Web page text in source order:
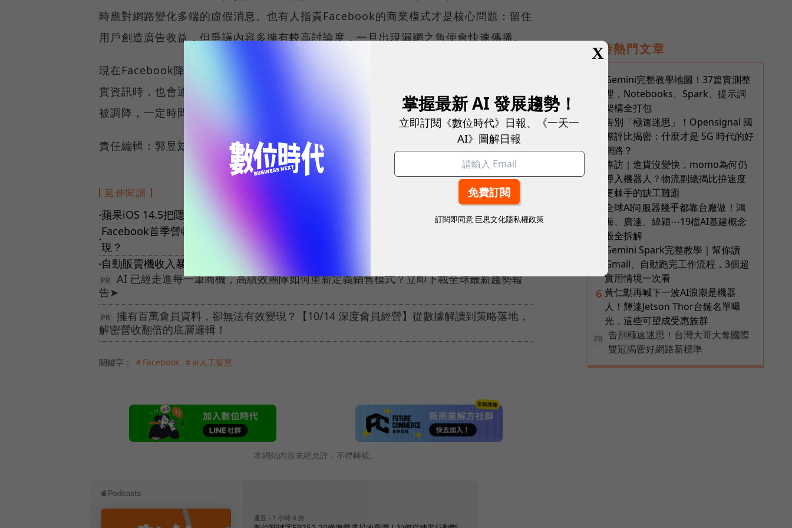
時應對網路變化多端的虛假消息。也有人指責Facebook的商業模式才是核心問題：留住
用戶創造廣告收益，但爭議內容多擁有較高討論度，一旦出現漏網之魚便會快速傳播。
現在Facebook降低了假新聞的曝光能力，在用戶分享時警示；且當一則消息被認定為不
實資訊時，也會通知所有分享過這則資訊的用戶，頻繁分享假新聞的用戶文章曝光率將
被調降，一定時間內無法投放廣告。
責任編輯：郭昱彣、張庭銉
延伸閱讀
●蘋果iOS 14.5把隱私還給用戶、臉書也向它投降！為何「App追蹤透明度」是最強新功能？
●
Facebook首季營收成長48%！受惠廣告量、價格雙漲，淨利近翻倍，但為何看淡下半年表
現？
● 自動販賣機收入暴跌35%！借力AI讓補貨更精準，能避免成為「時代眼淚」嗎？
AI 已經走進每一筆商機，高績效團隊如何重新定義銷售模式？立即下載全球最新趨勢報
告➤
擁有百萬會員資料，卻無法有效變現？【10/14 深度會員經營】從數據解讀到策略落地，
解密營收翻倍的底層邏輯！
關鍵字： ＃Facebook ＃ai人工智慧
本網站內容未經允許，不得轉載。
即時熱門文章
Gemini完整教學地圖！37篇實測整
理，Notebooks、Spark、提示詞
架構全打包
告別「極速迷思」！Opensignal 國
際評比揭密：什麼才是 5G 時代的好
網路？
專訪｜進貨沒變快，momo為何仍
導入機器人？物流副總揭比拚速度
更棘手的缺工難題
全球AI伺服器幾乎都靠台廠做！鴻
海、廣達、緯穎⋯19檔AI基建概念
股全拆解
Gemini Spark完整教學｜幫你讀
Gmail、自動跑完工作流程，3個超
實用情境一次看
6 黃仁勳再喊下一波AI浪潮是機器
人！輝達Jetson Thor台鏈名單曝
光，這些可望成受惠族群
PR
告別極速迷思！台灣大哥大奪國際
雙冠揭密好網路新標準
X
掌握最新 AI 發展趨勢！
立即訂閱《數位時代》日報、《一天一
AI》圖解日報
訂閱即同意 巨思文化隱私權政策